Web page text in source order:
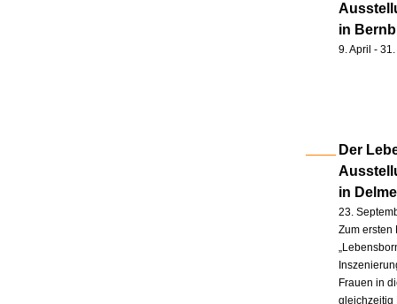
in
9. April -
Der
in
23.
Zum ersten
Frauen in
gleichzeitig